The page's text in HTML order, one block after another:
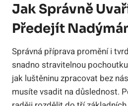
Jak Správně
Předejít
Správná příprava promění i
snadno stravitelnou
jak luštěninu zpracovat bez
musíte vsadit na důslednost.